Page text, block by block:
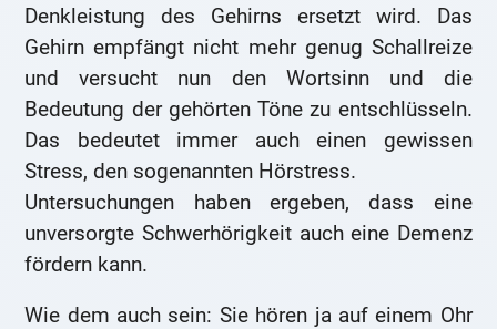
Denkleistung des Gehirns ersetzt wird. Das
Gehirn empfängt nicht mehr genug Schallreize
und versucht nun den Wortsinn und die
Bedeutung der gehörten Töne zu entschlüsseln.
Das bedeutet immer auch einen gewissen
Stress, den sogenannten Hörstress.
Untersuchungen haben ergeben, dass eine
unversorgte Schwerhörigkeit auch eine Demenz
fördern kann.
Wie dem auch sein: Sie hören ja auf einem Ohr